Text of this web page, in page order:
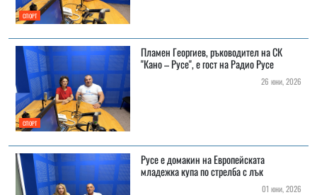
СПОРТ
СПОРТ
Пламен Георгиев, ръководител на СК
"Кано – Русе", е гост на Радио Русе
26 юни, 2026
Русе е домакин на Европейската
младежка купа по стрелба с лък
01 юни, 2026